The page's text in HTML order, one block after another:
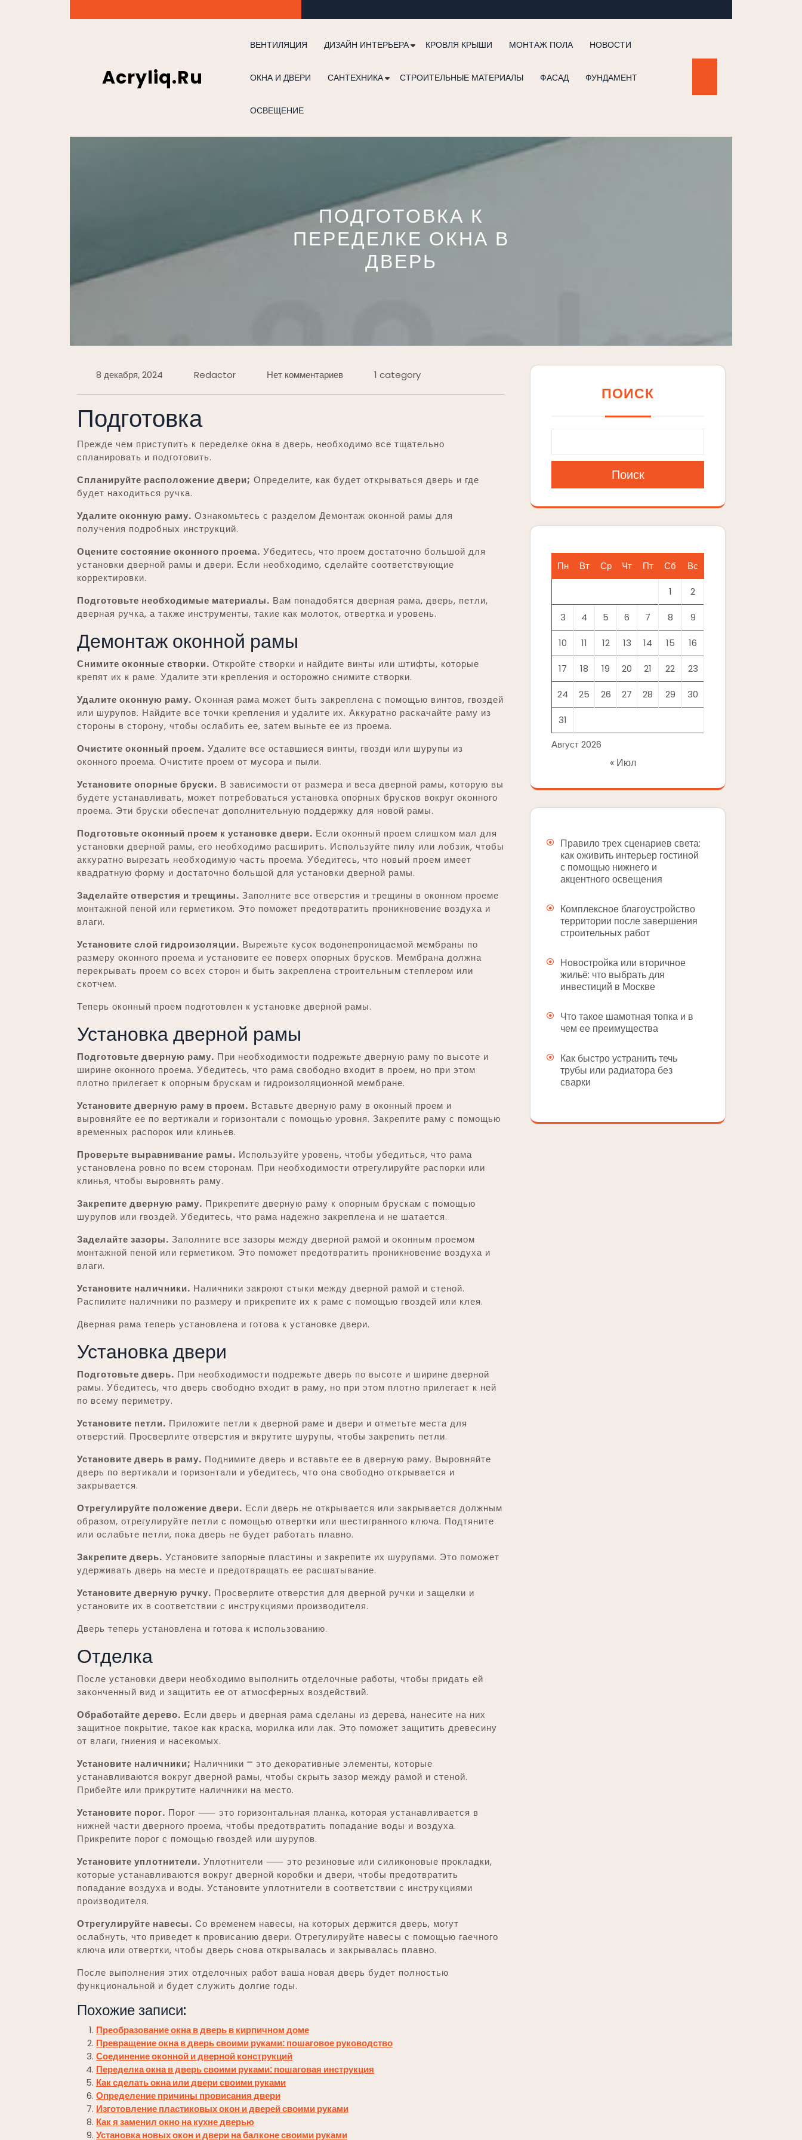
к
Acryliq.ru
ВЕНТИЛЯЦИЯ ДИЗАЙН ИНТЕРЬЕРА КРОВЛЯ КРЫШИ МОНТАЖ ПОЛА НОВОСТИ
ОКНА И ДВЕРИ САНТЕХНИКА СТРОИТЕЛЬНЫЕ МАТЕРИАЛЫ ФАСАД ФУНДАМЕНТ
ОСВЕЩЕНИЕ
ПОДГОТОВКА К
ПЕРЕДЕЛКЕ ОКНА В
ДВЕРЬ
8 декабря, 2024 Redactor Нет комментариев 1 category
Подготовка
Прежде чем приступить к переделке окна в дверь, необходимо все тщательно
спланировать и подготовить.
Спланируйте расположение двери; Определите, как будет открываться дверь и где
будет находиться ручка.
Удалите оконную раму. Ознакомьтесь с разделом Демонтаж оконной рамы для
получения подробных инструкций.
Оцените состояние оконного проема. Убедитесь, что проем достаточно большой для
установки дверной рамы и двери. Если необходимо, сделайте соответствующие
корректировки.
Подготовьте необходимые материалы. Вам понадобятся дверная рама, дверь, петли,
дверная ручка, а также инструменты, такие как молоток, отвертка и уровень.
Демонтаж оконной рамы
Снимите оконные створки. Откройте створки и найдите винты или штифты, которые
крепят их к раме. Удалите эти крепления и осторожно снимите створки.
Удалите оконную раму. Оконная рама может быть закреплена с помощью винтов, гвоздей
или шурупов. Найдите все точки крепления и удалите их. Аккуратно раскачайте раму из
стороны в сторону, чтобы ослабить ее, затем выньте ее из проема.
Очистите оконный проем. Удалите все оставшиеся винты, гвозди или шурупы из
оконного проема. Очистите проем от мусора и пыли.
Установите опорные бруски. В зависимости от размера и веса дверной рамы, которую вы
будете устанавливать, может потребоваться установка опорных брусков вокруг оконного
проема. Эти бруски обеспечат дополнительную поддержку для новой рамы.
Подготовьте оконный проем к установке двери. Если оконный проем слишком мал для
установки дверной рамы, его необходимо расширить. Используйте пилу или лобзик, чтобы
аккуратно вырезать необходимую часть проема. Убедитесь, что новый проем имеет
квадратную форму и достаточно большой для установки дверной рамы.
Заделайте отверстия и трещины. Заполните все отверстия и трещины в оконном проеме
монтажной пеной или герметиком. Это поможет предотвратить проникновение воздуха и
влаги.
Установите слой гидроизоляции. Вырежьте кусок водонепроницаемой мембраны по
размеру оконного проема и установите ее поверх опорных брусков. Мембрана должна
перекрывать проем со всех сторон и быть закреплена строительным степлером или
скотчем.
Теперь оконный проем подготовлен к установке дверной рамы.
Установка дверной рамы
Подготовьте дверную раму. При необходимости подрежьте дверную раму по высоте и
ширине оконного проема. Убедитесь, что рама свободно входит в проем, но при этом
плотно прилегает к опорным брускам и гидроизоляционной мембране.
Установите дверную раму в проем. Вставьте дверную раму в оконный проем и
выровняйте ее по вертикали и горизонтали с помощью уровня. Закрепите раму с помощью
временных распорок или клиньев.
Проверьте выравнивание рамы. Используйте уровень, чтобы убедиться, что рама
установлена ровно по всем сторонам. При необходимости отрегулируйте распорки или
клинья, чтобы выровнять раму.
Закрепите дверную раму. Прикрепите дверную раму к опорным брускам с помощью
шурупов или гвоздей. Убедитесь, что рама надежно закреплена и не шатается.
Заделайте зазоры. Заполните все зазоры между дверной рамой и оконным проемом
монтажной пеной или герметиком. Это поможет предотвратить проникновение воздуха и
влаги.
Установите наличники. Наличники закроют стыки между дверной рамой и стеной.
Распилите наличники по размеру и прикрепите их к раме с помощью гвоздей или клея.
Дверная рама теперь установлена и готова к установке двери.
Установка двери
Подготовьте дверь. При необходимости подрежьте дверь по высоте и ширине дверной
рамы. Убедитесь, что дверь свободно входит в раму, но при этом плотно прилегает к ней
по всему периметру.
Установите петли. Приложите петли к дверной раме и двери и отметьте места для
отверстий. Просверлите отверстия и вкрутите шурупы, чтобы закрепить петли.
Установите дверь в раму. Поднимите дверь и вставьте ее в дверную раму. Выровняйте
дверь по вертикали и горизонтали и убедитесь, что она свободно открывается и
закрывается.
Отрегулируйте положение двери. Если дверь не открывается или закрывается должным
образом, отрегулируйте петли с помощью отвертки или шестигранного ключа. Подтяните
или ослабьте петли, пока дверь не будет работать плавно.
Закрепите дверь. Установите запорные пластины и закрепите их шурупами. Это поможет
удерживать дверь на месте и предотвращать ее расшатывание.
Установите дверную ручку. Просверлите отверстия для дверной ручки и защелки и
установите их в соответствии с инструкциями производителя.
Дверь теперь установлена и готова к использованию.
Отделка
После установки двери необходимо выполнить отделочные работы, чтобы придать ей
законченный вид и защитить ее от атмосферных воздействий.
Обработайте дерево. Если дверь и дверная рама сделаны из дерева, нанесите на них
защитное покрытие, такое как краска, морилка или лак. Это поможет защитить древесину
от влаги, гниения и насекомых.
Установите наличники; Наличники ⎻ это декоративные элементы, которые
устанавливаются вокруг дверной рамы, чтобы скрыть зазор между рамой и стеной.
Прибейте или прикрутите наличники на место.
Установите порог. Порог ⸺ это горизонтальная планка, которая устанавливается в
нижней части дверного проема, чтобы предотвратить попадание воды и воздуха.
Прикрепите порог с помощью гвоздей или шурупов.
Установите уплотнители. Уплотнители ⸺ это резиновые или силиконовые прокладки,
которые устанавливаются вокруг дверной коробки и двери, чтобы предотвратить
попадание воздуха и воды. Установите уплотнители в соответствии с инструкциями
производителя.
Отрегулируйте навесы. Со временем навесы, на которых держится дверь, могут
ослабнуть, что приведет к провисанию двери. Отрегулируйте навесы с помощью гаечного
ключа или отвертки, чтобы дверь снова открывалась и закрывалась плавно.
После выполнения этих отделочных работ ваша новая дверь будет полностью
функциональной и будет служить долгие годы.
Похожие записи:
Преобразование окна в дверь в кирпичном доме
Превращение окна в дверь своими руками: пошаговое руководство
Соединение оконной и дверной конструкций
Переделка окна в дверь своими руками: пошаговая инструкция
Как сделать окна или двери своими руками
Определение причины провисания двери
Изготовление пластиковых окон и дверей своими руками
Как я заменил окно на кухне дверью
Установка новых окон и двери на балконе своими руками
ПОИСК
Поиск
Август 2026
Пн Вт Ср Чт Пт Сб Вс
1 2
3 4 5 6 7 8 9
10 11 12 13 14 15 16
17 18 19 20 21 22 23
24 25 26 27 28 29 30
31
« Июл
Правило трех сценариев света:
как оживить интерьер гостиной
с помощью нижнего и
акцентного освещения
Комплексное благоустройство
территории после завершения
строительных работ
Новостройка или вторичное
жильё: что выбрать для
инвестиций в Москве
Что такое шамотная топка и в
чем ее преимущества
Как быстро устранить течь
трубы или радиатора без
сварки